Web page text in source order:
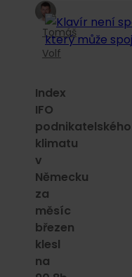
Tomáš
Volf
Index
IFO
podnikatelského
klimatu
v
Německu
za
měsíc
březen
klesl
na